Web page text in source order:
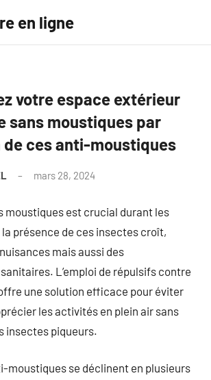
en ligne
votre espace extérieur
sans moustiques par
de ces anti-moustiques
mars 28, 2024
moustiques est crucial durant les
présence de ces insectes croît,
mais aussi des
L’emploi de répulsifs contre
une solution efficace pour éviter
les activités en plein air sans
insectes piqueurs.
moustiques se déclinent en plusieurs